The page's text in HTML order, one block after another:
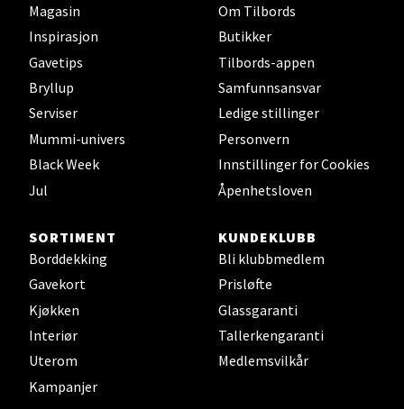
Magasin
Inspirasjon
Gavetips
Bryllup
Serviser
Mummi-univers
Black Week
Jul
Om Tilbords
Butikker
Tilbords-appen
Samfunnsansvar
Ledige stillinger
Personvern
Innstillinger for Cookies
Åpenhetsloven
SORTIMENT
Borddekking
Gavekort
Kjøkken
Interiør
Uterom
Kampanjer
KUNDEKLUBB
Bli klubbmedlem
Prisløfte
Glassgaranti
Tallerkengaranti
Medlemsvilkår
Bergen - Horisont
Myrdalsvegen 2, 5130 Nyborg
Sandefjord - Hvaltorvet
Åpent i dag 10-20